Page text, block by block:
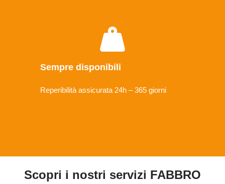
Sempre disponibili
Reperibilità assicurata 24h – 365 giorni
Scopri i nostri servizi FABBRO